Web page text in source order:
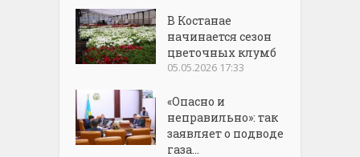
В Костанае
начинается сезон
цветочных клумб
05.05.2026 17:33
«Опасно и
неправильно»: так
заявляет о подводе
газа...